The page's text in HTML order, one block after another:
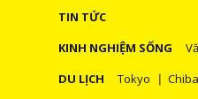
TIN TỨC
KINH NGHIỆM SỐNG
DU LỊCH
Tokyo Chiba